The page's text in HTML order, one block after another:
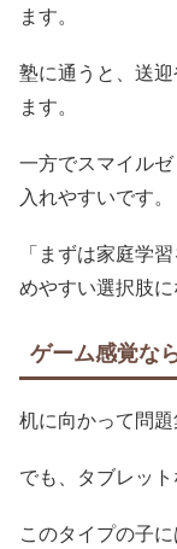
ます。
塾に通うと、送
ます。
一方でスマイル
入れやすいです。
「まずは家庭学
めやすい選択肢に
ゲーム感覚な
机に向かって問題
でも、タブレット
このタイプの子